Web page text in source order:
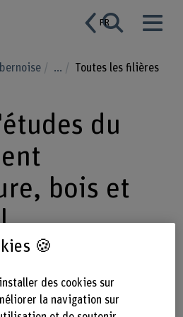
FR
... Toutes les filières
du
bois et
futurs architectes,
ingénieurs
🍪
des cookies sur
la navigation sur